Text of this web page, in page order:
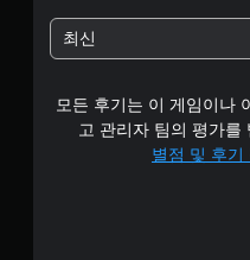
최신
모든 후기는 이 게임이나
고 관리자 팀의 평가를
별점 및 후기